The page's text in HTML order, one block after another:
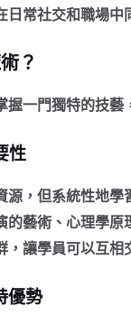
常社交和職場
？
一門獨特的技
性
源，但系統性地
的藝術、心理學
讓學員可以互相
優勢